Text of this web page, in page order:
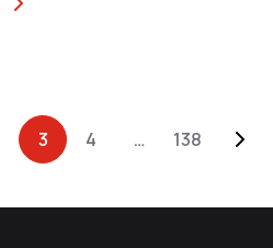
3 4 … 138